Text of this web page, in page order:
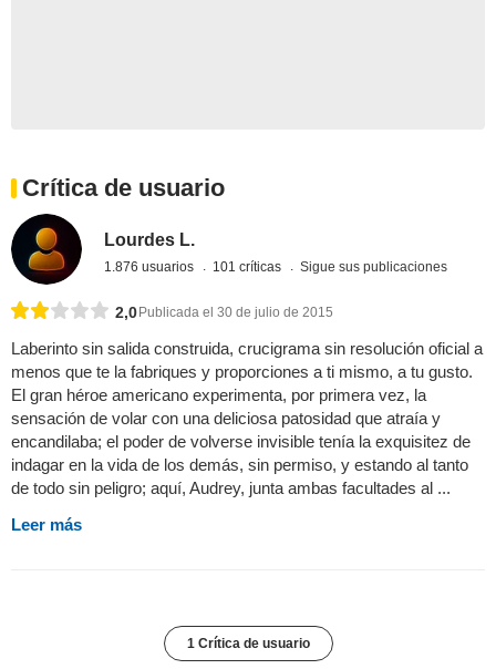
Crítica de usuario
Lourdes L.
1.876 usuarios 101 críticas Sigue sus publicaciones
2,0 Publicada el 30 de julio de 2015
Laberinto sin salida construida, crucigrama sin resolución oficial a
menos que te la fabriques y proporciones a ti mismo, a tu gusto.
El gran héroe americano experimenta, por primera vez, la
sensación de volar con una deliciosa patosidad que atraía y
encandilaba; el poder de volverse invisible tenía la exquisitez de
indagar en la vida de los demás, sin permiso, y estando al tanto
de todo sin peligro; aquí, Audrey, junta ambas facultades al ...
Leer más
1 Crítica de usuario